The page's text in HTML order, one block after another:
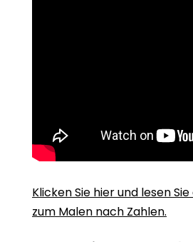
Klicken Sie hier und lesen
zum Malen nach Zahlen.